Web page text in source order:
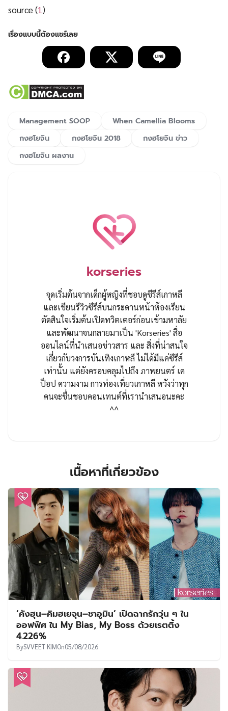
source (1)
Management SOOP
When Camellia Blooms
กงฮโยจิน
กงฮโยจิน 2018
กงฮโยจิน ข่าว
กงฮโยจิน ผลงาน
korseries
จุดเริ่มต้นจากเด็กผู้หญิงที่ชอบดูซีรีส์เกาหลี
และเขียนรีวิวซีรีส์บนกระดานหน้าห้องเรียน
ตัดสินใจเริ่มต้นเปิดทวิตเตอร์ก่อนเข้ามหาลัย
และพัฒนาจนกลายมาเป็น 'Korseries' สื่อ
ออนไลน์ที่นำเสนอข่าวสาร และ สิ่งที่น่าสนใจ
เกี่ยวกับวงการบันเทิงเกาหลี ไม่ได้มีแค่ซีรีส์
เท่านั้น แต่ยังครอบคลุมไปถึง ภาพยนตร์ เค
ป็อป ความงาม การท่องเที่ยวเกาหลี หวังว่าทุก
คนจะชื่นชอบคอนเทนต์ที่เรานำเสนอนะคะ
^^
เนื้อหาที่เกี่ยวข้อง
‘คังฮุน–คิมฮเยจุน–ชาอูมิน’ เปิดฉากรักวุ่น ๆ ใน
ออฟฟิศ ใน My Bias, My Boss ด้วยเรตติ้ง
4.226%
BySVVEET KIMOn05/08/2026